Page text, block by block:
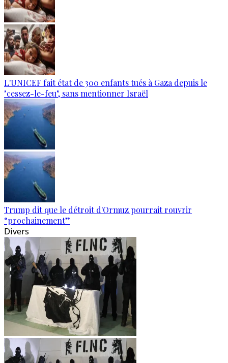
L'UNICEF fait état de 300 enfants tués à Gaza depuis le
"cessez-le-feu", sans mentionner Israël
Trump dit que le détroit d'Ormuz pourrait rouvrir
“prochainement”
Divers